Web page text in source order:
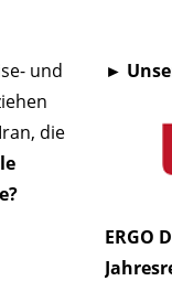
und
die
►
ERGO